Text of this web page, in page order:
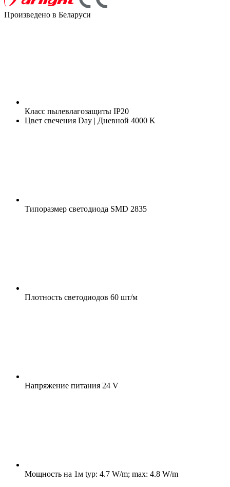
Произведено в Беларуси
Класс пылевлагозащиты IP20
Цвет свечения Day | Дневной 4000 K
Типоразмер светодиода SMD 2835
Плотность светодиодов 60 шт/м
Напряжение питания 24 V
Мощность на 1м typ: 4.7 W/m; max: 4.8 W/m